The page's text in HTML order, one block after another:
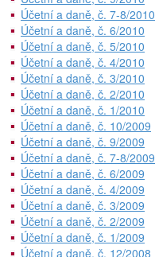
Účetní a daně, č. 7-8/2010
Účetní a daně, č. 6/2010
Účetní a daně, č. 5/2010
Účetní a daně, č. 4/2010
Účetní a daně, č. 3/2010
Účetní a daně, č. 2/2010
Účetní a daně, č. 1/2010
Účetní a daně, č. 10/2009
Účetní a daně, č. 9/2009
Účetní a daně, č. 7-8/2009
Účetní a daně, č. 6/2009
Účetní a daně, č. 4/2009
Účetní a daně, č. 3/2009
Účetní a daně, č. 2/2009
Účetní a daně, č. 1/2009
Účetní a daně, č. 12/2008